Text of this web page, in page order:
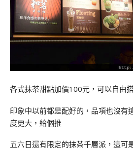
各式抹茶甜點加價100元，可以自由
印象中以前都是配好的，品項也沒有
度更大，給個推
五六日還有限定的抹茶千層派，這可